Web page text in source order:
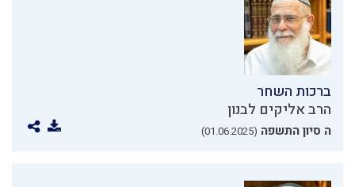
ברכות השחר
הרב אליקים לבנון
ה סיון התשפה (01.06.2025)